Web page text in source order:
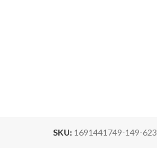
SKU: 1691441749-149-623